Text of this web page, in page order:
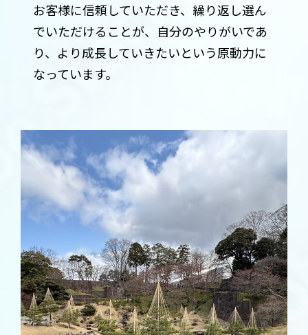
お客様に信頼していただき、繰り返し選ん
でいただけることが、自分のやりがいであ
り、より成長していきたいという原動力に
なっています。